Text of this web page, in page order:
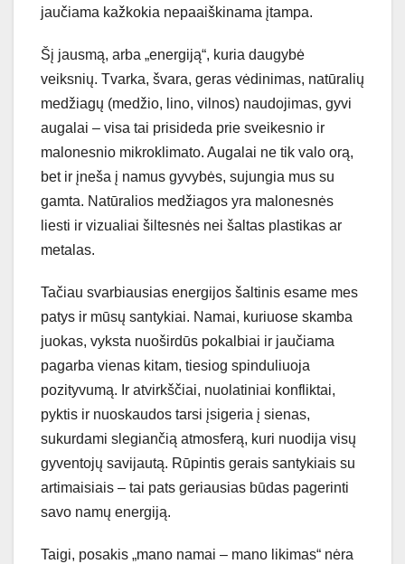
jaučiama kažkokia nepaaiškinama įtampa.
Šį jausmą, arba „energiją“, kuria daugybė
veiksnių. Tvarka, švara, geras vėdinimas, natūralių
medžiagų (medžio, lino, vilnos) naudojimas, gyvi
augalai – visa tai prisideda prie sveikesnio ir
malonesnio mikroklimato. Augalai ne tik valo orą,
bet ir įneša į namus gyvybės, sujungia mus su
gamta. Natūralios medžiagos yra malonesnės
liesti ir vizualiai šiltesnės nei šaltas plastikas ar
metalas.
Tačiau svarbiausias energijos šaltinis esame mes
patys ir mūsų santykiai. Namai, kuriuose skamba
juokas, vyksta nuoširdūs pokalbiai ir jaučiama
pagarba vienas kitam, tiesiog spinduliuoja
pozityvumą. Ir atvirkščiai, nuolatiniai konfliktai,
pyktis ir nuoskaudos tarsi įsigeria į sienas,
sukurdami slegiančią atmosferą, kuri nuodija visų
gyventojų savijautą. Rūpintis gerais santykiais su
artimaisiais – tai pats geriausias būdas pagerinti
savo namų energiją.
Taigi, posakis „mano namai – mano likimas“ nėra